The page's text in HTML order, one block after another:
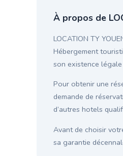
À propos de
LOCATION TY
Hébergement
son existence
Pour obtenir une
demande de
d’autres hotels
Avant de choisir
sa garantie